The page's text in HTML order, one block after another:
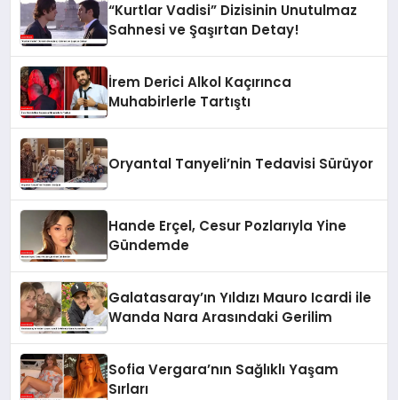
“Kurtlar Vadisi” Dizisinin Unutulmaz
Sahnesi ve Şaşırtan Detay!
İrem Derici Alkol Kaçırınca
Muhabirlerle Tartıştı
Oryantal Tanyeli’nin Tedavisi Sürüyor
Hande Erçel, Cesur Pozlarıyla Yine
Gündemde
Galatasaray’ın Yıldızı Mauro Icardi ile
Wanda Nara Arasındaki Gerilim
Sofia Vergara’nın Sağlıklı Yaşam
Sırları